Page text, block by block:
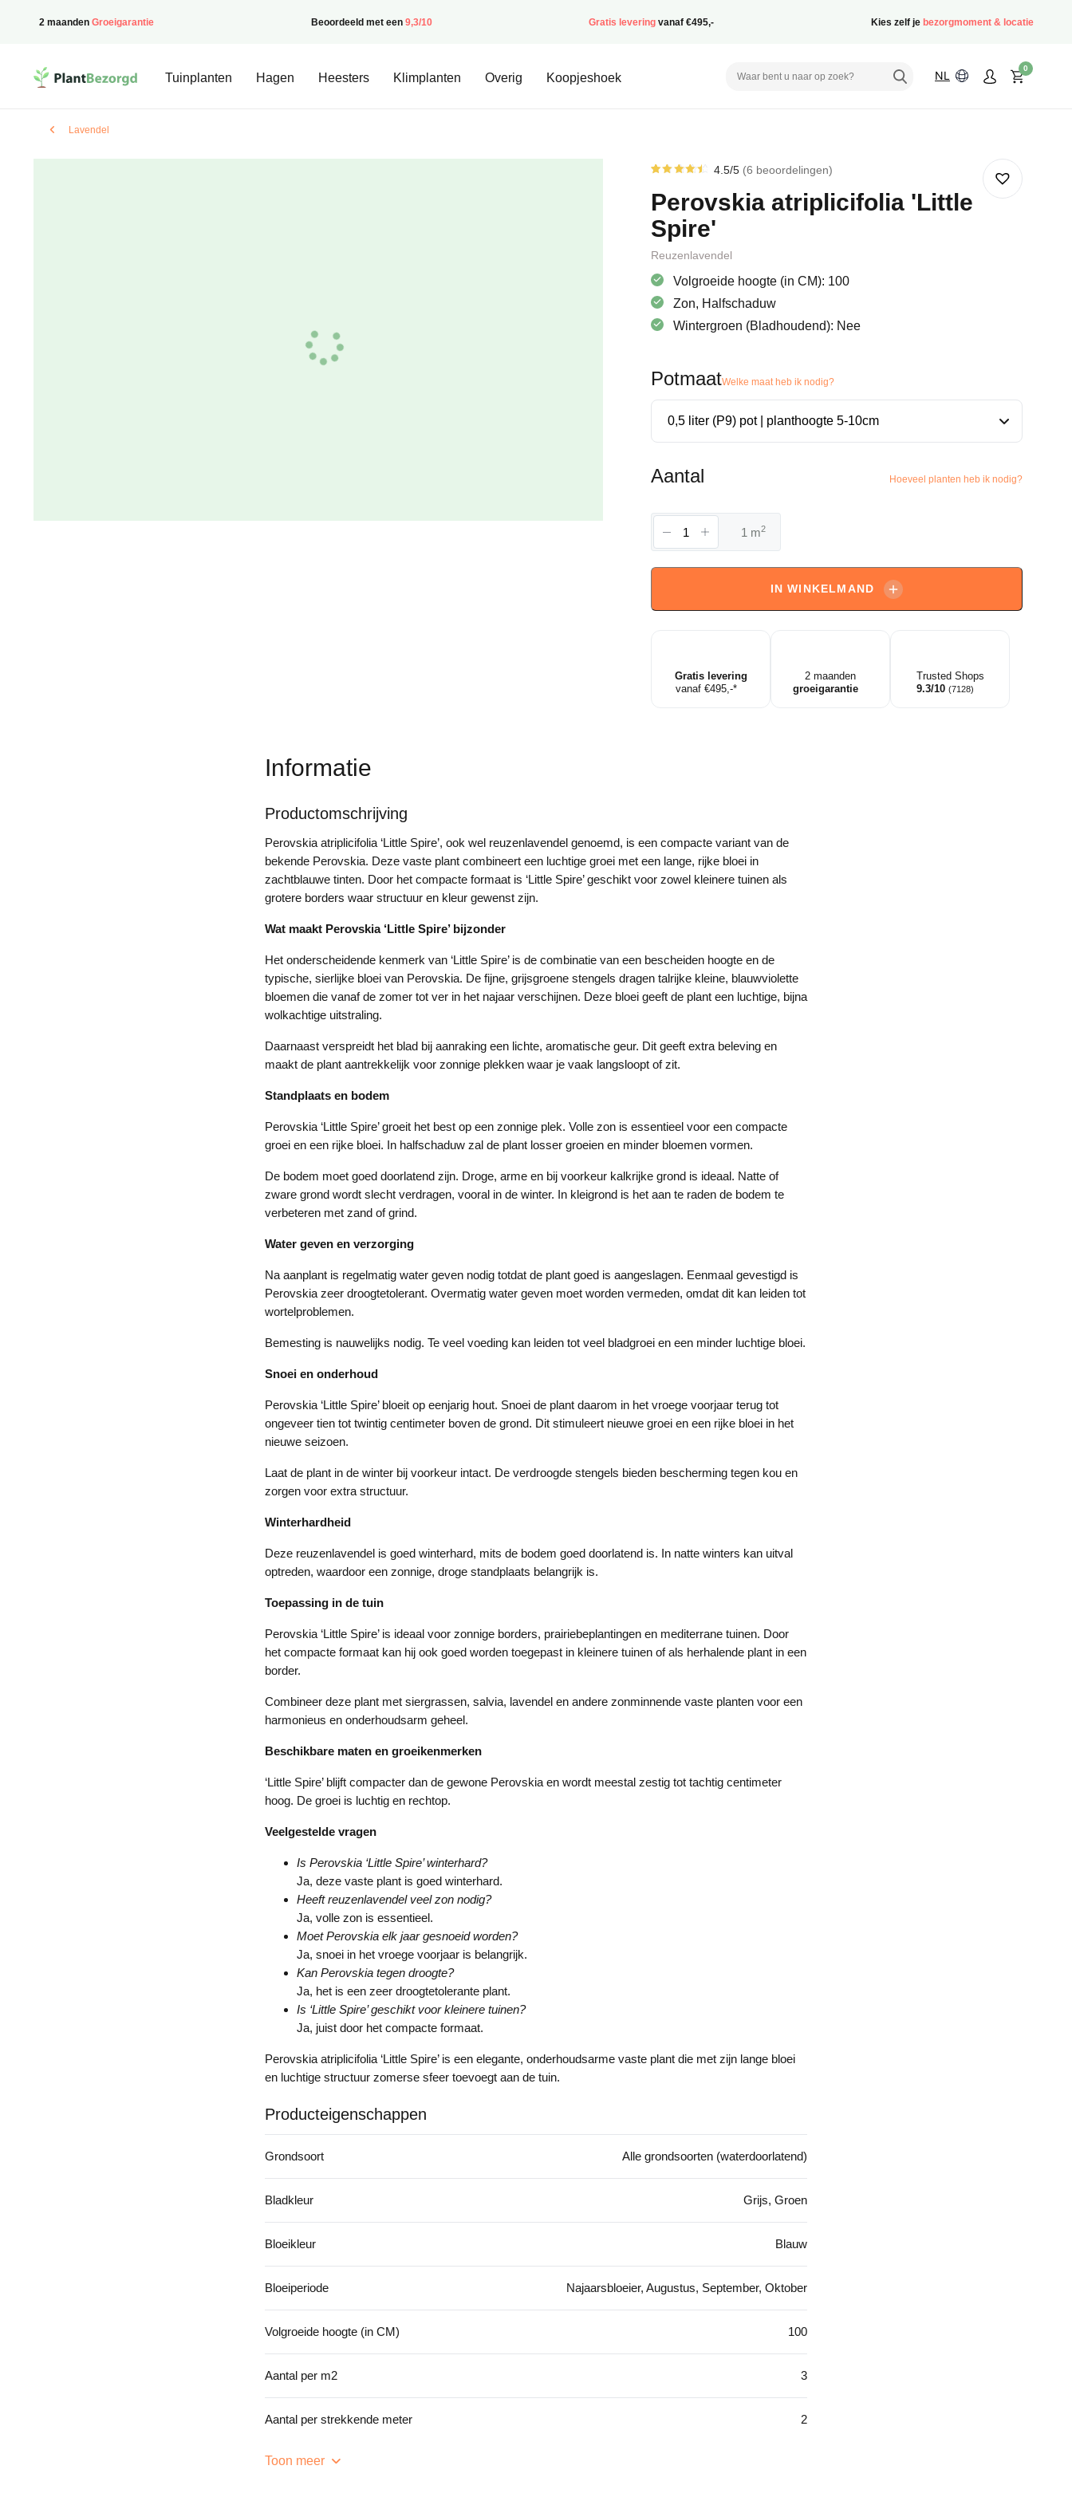
2 maanden Groeigarantie Beoordeeld met een 9,3/10 Gratis levering vanaf €495,- Kies zelf je bezorgmoment & locatie
PlantBezorgd
Tuinplanten Hagen Heesters Klimplanten Overig Koopjeshoek NL
0
Lavendel
5
gebaseerd
klantbeoordelingen
4.5/5 6 beoordelingen
Perovskia atriplicifolia 'Little
Spire'
Reuzenlavendel
Volgroeide hoogte (in CM): 100
Zon, Halfschaduw
Wintergroen (Bladhoudend): Nee
PotmaatWelke maat heb ik nodig?
Aantal Hoeveel planten heb ik nodig?
Perovskia
atriplicifolia
Spire'
aantal
m2
IN WINKELMAND
Gratis levering
vanaf €495,-*
2 maanden
groeigarantie
Trusted Shops
9.3/10 (7128)
Informatie
Productomschrijving
Perovskia atriplicifolia ‘Little Spire’, ook wel reuzenlavendel genoemd, is een compacte variant van de
bekende Perovskia. Deze vaste plant combineert een luchtige groei met een lange, rijke bloei in
zachtblauwe tinten. Door het compacte formaat is ‘Little Spire’ geschikt voor zowel kleinere tuinen als
grotere borders waar structuur en kleur gewenst zijn.
Wat maakt Perovskia ‘Little Spire’ bijzonder
Het onderscheidende kenmerk van ‘Little Spire’ is de combinatie van een bescheiden hoogte en de
typische, sierlijke bloei van Perovskia. De fijne, grijsgroene stengels dragen talrijke kleine, blauwviolette
bloemen die vanaf de zomer tot ver in het najaar verschijnen. Deze bloei geeft de plant een luchtige, bijna
wolkachtige uitstraling.
Daarnaast verspreidt het blad bij aanraking een lichte, aromatische geur. Dit geeft extra beleving en
maakt de plant aantrekkelijk voor zonnige plekken waar je vaak langsloopt of zit.
Standplaats en bodem
Perovskia ‘Little Spire’ groeit het best op een zonnige plek. Volle zon is essentieel voor een compacte
groei en een rijke bloei. In halfschaduw zal de plant losser groeien en minder bloemen vormen.
De bodem moet goed doorlatend zijn. Droge, arme en bij voorkeur kalkrijke grond is ideaal. Natte of
zware grond wordt slecht verdragen, vooral in de winter. In kleigrond is het aan te raden de bodem te
verbeteren met zand of grind.
Water geven en verzorging
Na aanplant is regelmatig water geven nodig totdat de plant goed is aangeslagen. Eenmaal gevestigd is
Perovskia zeer droogtetolerant. Overmatig water geven moet worden vermeden, omdat dit kan leiden tot
wortelproblemen.
Bemesting is nauwelijks nodig. Te veel voeding kan leiden tot veel bladgroei en een minder luchtige bloei.
Snoei en onderhoud
Perovskia ‘Little Spire’ bloeit op eenjarig hout. Snoei de plant daarom in het vroege voorjaar terug tot
ongeveer tien tot twintig centimeter boven de grond. Dit stimuleert nieuwe groei en een rijke bloei in het
nieuwe seizoen.
Laat de plant in de winter bij voorkeur intact. De verdroogde stengels bieden bescherming tegen kou en
zorgen voor extra structuur.
Winterhardheid
Deze reuzenlavendel is goed winterhard, mits de bodem goed doorlatend is. In natte winters kan uitval
optreden, waardoor een zonnige, droge standplaats belangrijk is.
Toepassing in de tuin
Perovskia ‘Little Spire’ is ideaal voor zonnige borders, prairiebeplantingen en mediterrane tuinen. Door
het compacte formaat kan hij ook goed worden toegepast in kleinere tuinen of als herhalende plant in een
border.
Combineer deze plant met siergrassen, salvia, lavendel en andere zonminnende vaste planten voor een
harmonieus en onderhoudsarm geheel.
Beschikbare maten en groeikenmerken
‘Little Spire’ blijft compacter dan de gewone Perovskia en wordt meestal zestig tot tachtig centimeter
hoog. De groei is luchtig en rechtop.
Veelgestelde vragen
Is Perovskia ‘Little Spire’ winterhard?
Ja, deze vaste plant is goed winterhard.
Heeft reuzenlavendel veel zon nodig?
Ja, volle zon is essentieel.
Moet Perovskia elk jaar gesnoeid worden?
Ja, snoei in het vroege voorjaar is belangrijk.
Kan Perovskia tegen droogte?
Ja, het is een zeer droogtetolerante plant.
Is ‘Little Spire’ geschikt voor kleinere tuinen?
Ja, juist door het compacte formaat.
Perovskia atriplicifolia ‘Little Spire’ is een elegante, onderhoudsarme vaste plant die met zijn lange bloei
en luchtige structuur zomerse sfeer toevoegt aan de tuin.
Producteigenschappen
Grondsoort Alle grondsoorten (waterdoorlatend)
Bladkleur Grijs, Groen
Bloeikleur Blauw
Bloeiperiode Najaarsbloeier, Augustus, September, Oktober
Volgroeide hoogte (in CM) 100
Aantal per m2 3
Aantal per strekkende meter 2
Toon meer